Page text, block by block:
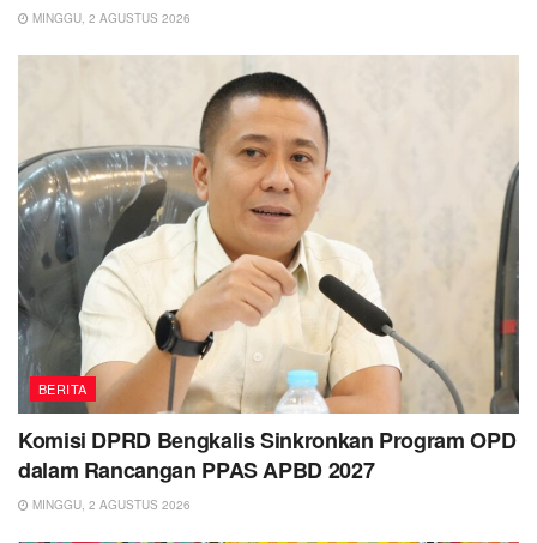
MINGGU, 2 AGUSTUS 2026
BERITA
Komisi DPRD Bengkalis Sinkronkan Program OPD
dalam Rancangan PPAS APBD 2027
MINGGU, 2 AGUSTUS 2026